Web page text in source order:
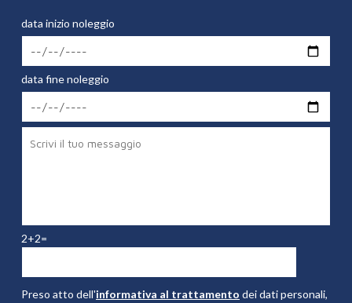
data inizio noleggio
data fine noleggio
2+2=
Preso atto dell'informativa al trattamento dei dati personali,